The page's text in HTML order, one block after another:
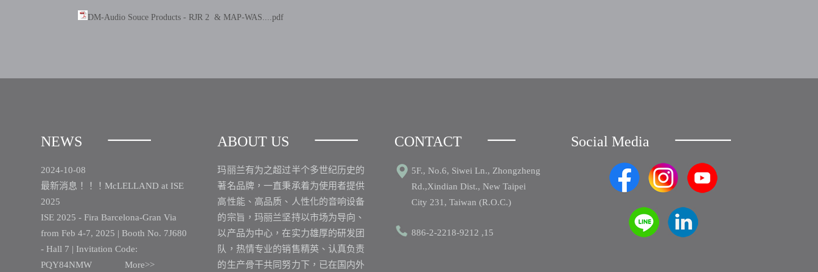
DM-Audio Souce Products - RJR 2 & MAP-WAS....pdf
NEWS
2024-10-08
最新消息！！！McLELLAND at ISE
2025
ISE 2025 - Fira Barcelona-Gran Via
from Feb 4-7, 2025 | Booth No. 7J680
- Hall 7 | Invitation Code:
PQY84NMW
More>>
ABOUT US
玛丽兰有为之超过半个多世纪历史的
著名品牌，一直秉承着为使用者提供
高性能、高品质、人性化的音响设备
的宗旨，玛丽兰坚持以市场为导向、
以产品为中心，在实力雄厚的研发团
队，热情专业的销售精英、认真负责
的生产骨干共同努力下，已在国内外
CONTACT
5F., No.6, Siwei Ln., Zhongzheng
Rd.,Xindian Dist., New Taipei
City 231, Taiwan (R.O.C.)
886-2-2218-9212 ,15
Social Media